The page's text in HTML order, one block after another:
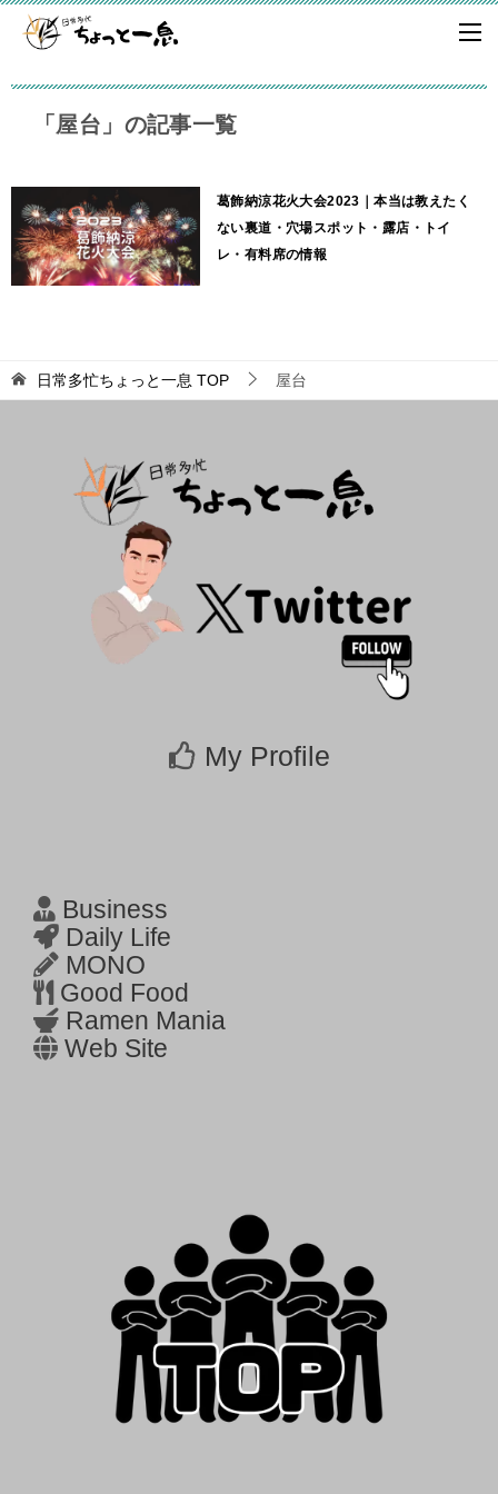
「屋台」の記事一覧
葛飾納涼花火大会2023｜本当は教えたく
ない裏道・穴場スポット・露店・トイ
レ・有料席の情報
日常多忙ちょっと一息 TOP 屋台
My Profile
Business
Daily Life
MONO
Good Food
Ramen Mania
Web Site